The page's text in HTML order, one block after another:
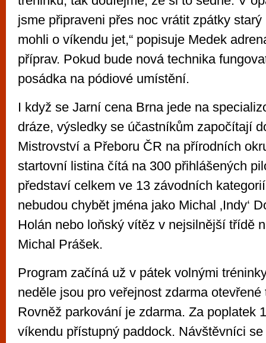
jsme připraveni přes noc vrátit zpátky
mohli o víkendu jet,“ popisuje Medek
příprav. Pokud bude nová technika
posádka na pódiové umístění.
I když se Jarní cena Brna jede na
dráze, výsledky se účastníkům započítají
Mistrovství a Přeboru ČR na přírodních
startovní listina čítá na 300 přihlášených
představí celkem ve 13 závodních
nebudou chybět jména jako Michal ‚Indy‘
Holán nebo loňský vítěz v nejsilnější třídě
Michal Prášek.
Program začíná už v pátek volnými
neděle jsou pro veřejnost zdarma
Rovněž parkování je zdarma. Za poplatek
víkendu přístupný paddock. Návštěvníci